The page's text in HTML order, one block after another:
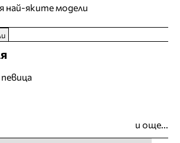
най-яките модели
и още...